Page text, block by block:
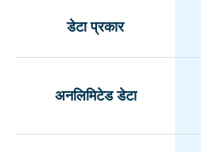
डेटा प्रकार
अनलिमिटेड डेटा